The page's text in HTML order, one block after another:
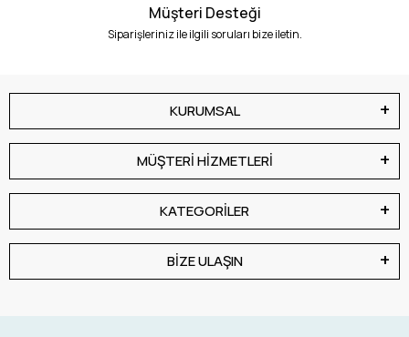
Müşteri Desteği
Siparişleriniz ile ilgili soruları bize iletin.
KURUMSAL
MÜŞTERİ HİZMETLERİ
KATEGORİLER
BİZE ULAŞIN